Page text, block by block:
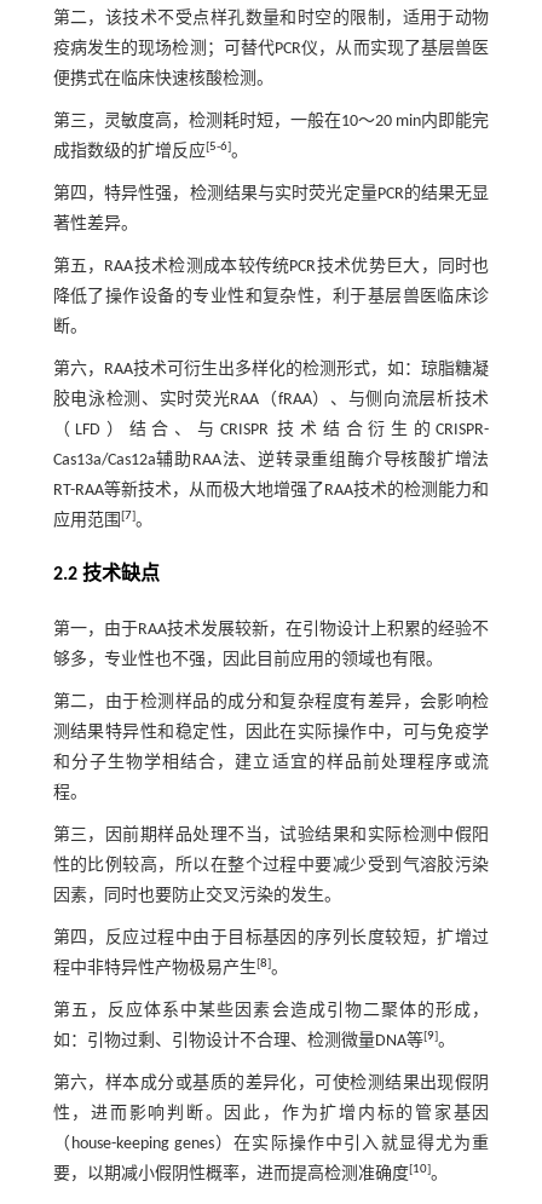
第二，该技术不受点样孔数量和时空的限制，适用于动物
疫病发生的现场检测；可替代PCR仪，从而实现了基层兽医
便携式在临床快速核酸检测。
第三，灵敏度高，检测耗时短，一般在10～20 min内即能完
成指数级的扩增反应[5-6]。
第四，特异性强，检测结果与实时荧光定量PCR的结果无显
著性差异。
第五，RAA技术检测成本较传统PCR技术优势巨大，同时也
降低了操作设备的专业性和复杂性，利于基层兽医临床诊
断。
第六，RAA技术可衍生出多样化的检测形式，如：琼脂糖凝
胶电泳检测、实时荧光RAA（fRAA）、与侧向流层析技术
（LFD）结合、与CRISPR 技术结合衍生的CRISPR-
Cas13a/Cas12a辅助RAA法、逆转录重组酶介导核酸扩增法
RT-RAA等新技术，从而极大地增强了RAA技术的检测能力和
应用范围 [7]。
2.2 技术缺点
第一，由于RAA技术发展较新，在引物设计上积累的经验不
够多，专业性也不强，因此目前应用的领域也有限。
第二，由于检测样品的成分和复杂程度有差异，会影响检
测结果特异性和稳定性，因此在实际操作中，可与免疫学
和分子生物学相结合，建立适宜的样品前处理程序或流
程。
第三，因前期样品处理不当，试验结果和实际检测中假阳
性的比例较高，所以在整个过程中要减少受到气溶胶污染
因素，同时也要防止交叉污染的发生。
第四，反应过程中由于目标基因的序列长度较短，扩增过
程中非特异性产物极易产生[8]。
第五，反应体系中某些因素会造成引物二聚体的形成，
如：引物过剩、引物设计不合理、检测微量DNA等[9]。
第六，样本成分或基质的差异化，可使检测结果出现假阴
性，进而影响判断。因此，作为扩增内标的管家基因
（house-keeping genes）在实际操作中引入就显得尤为重
要，以期减小假阴性概率，进而提高检测准确度[10]。